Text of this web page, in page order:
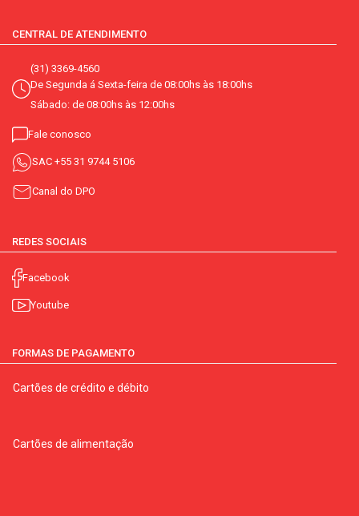
CENTRAL DE ATENDIMENTO
(31) 3369-4560
De Segunda á Sexta-feira de 08:00hs às 18:00hs
Sábado: de 08:00hs às 12:00hs
Fale conosco
SAC +55 31 9744 5106
Canal do DPO
REDES SOCIAIS
Facebook
Youtube
FORMAS DE PAGAMENTO
Cartões de crédito e débito
Cartões de alimentação